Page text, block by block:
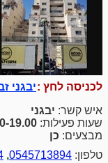
לכניסה לחץ :יבגני
איש קשר: יבגני
שעות פעילות: 19.00
מבצעים: כן
טלפון: 0545713894
,